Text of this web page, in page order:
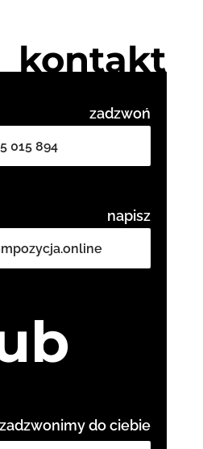
kontakt
zadzwoń
015 894
napisz
zadzwonimy do ciebie